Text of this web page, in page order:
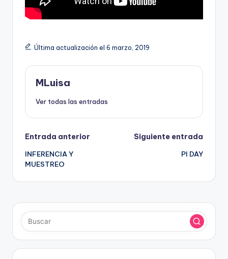
Última actualización el 6 marzo, 2019
MLuisa
Ver todas las entradas
Navegación
de
entradas
Entrada anterior
INFERENCIA Y
MUESTREO
Siguiente entrada
PI DAY